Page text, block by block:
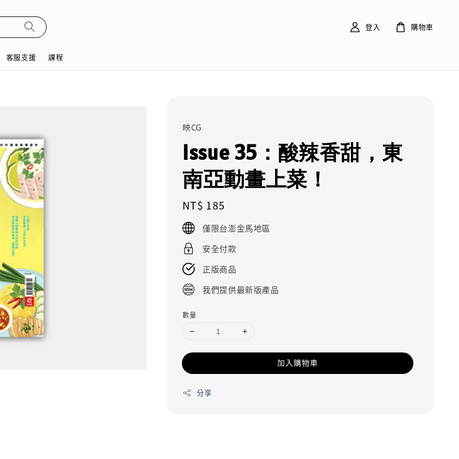
客服支援 課程
登入 購物車
映CG
Issue 35：酸辣香甜，東
南亞動畫上菜！
Regular
price
NT$ 185
僅限台澎金馬地區
安全付款
正版商品
我們提供最新版產品
數量
加入購物車
分享